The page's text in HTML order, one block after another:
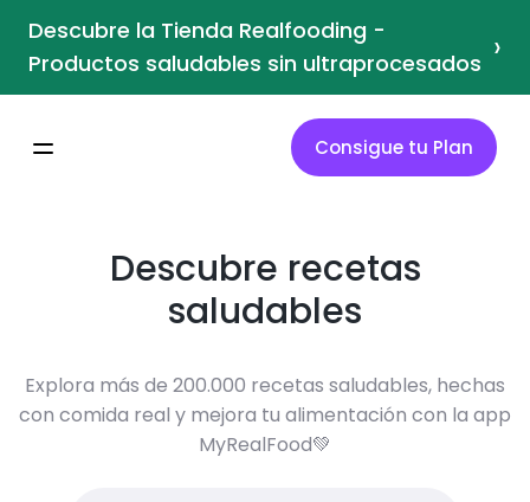
Descubre la Tienda Realfooding -
Productos saludables sin ultraprocesados ›
Consigue tu Plan
Descubre recetas
saludables
Explora más de 200.000 recetas saludables, hechas
con comida real y mejora tu alimentación con la app
MyRealFood💚